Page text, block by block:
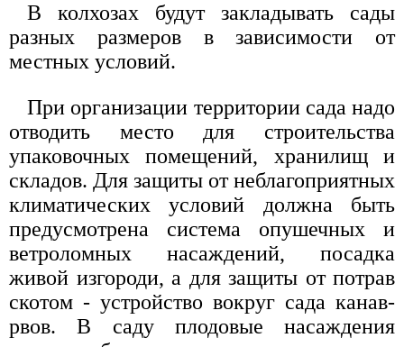
В колхозах будут закладывать сады
разных размеров в зависимости от
местных условий.
При организации территории сада надо
отводить место для строительства
упаковочных помещений, хранилищ и
складов. Для защиты от неблагоприятных
климатических условий должна быть
предусмотрена система опушечных и
ветроломных насаждений, посадка
живой изгороди, а для защиты от потрав
скотом - устройство вокруг сада канав-
рвов. В саду плодовые насаждения